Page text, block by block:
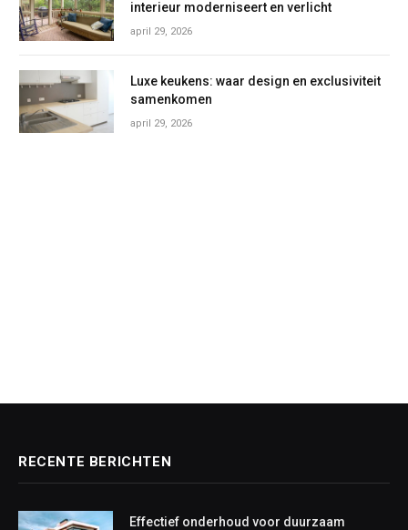
interieur moderniseert en verlicht
april 29, 2026
Luxe keukens: waar design en exclusiviteit
samenkomen
april 29, 2026
RECENTE BERICHTEN
Effectief onderhoud voor duurzaam